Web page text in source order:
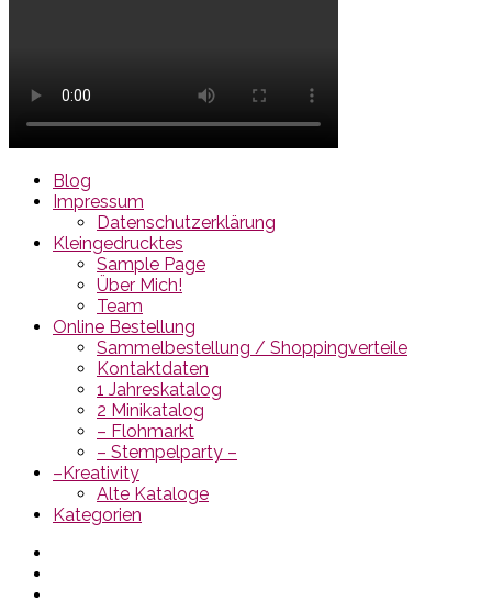
Blog
Impressum
Datenschutzerklärung
Kleingedrucktes
Sample Page
Über Mich!
Team
Online Bestellung
Sammelbestellung / Shoppingverteile
Kontaktdaten
1 Jahreskatalog
2 Minikatalog
– Flohmarkt
– Stempelparty –
–Kreativity
Alte Kataloge
Kategorien